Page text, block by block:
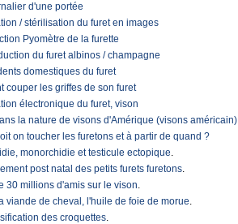
d'une portée
/ stérilisation du furet en images
Pyomètre de la furette
du furet albinos / champagne
domestiques du furet
couper les griffes de son furet
électronique du furet, vison
la nature de visons d'Amérique (visons américain)
on toucher les furetons et à partir de quand ?
monorchidie et testicule ectopique.
post natal des petits furets furetons.
30 millions d'amis sur le vison.
viande de cheval, l'huile de foie de morue.
des croquettes.